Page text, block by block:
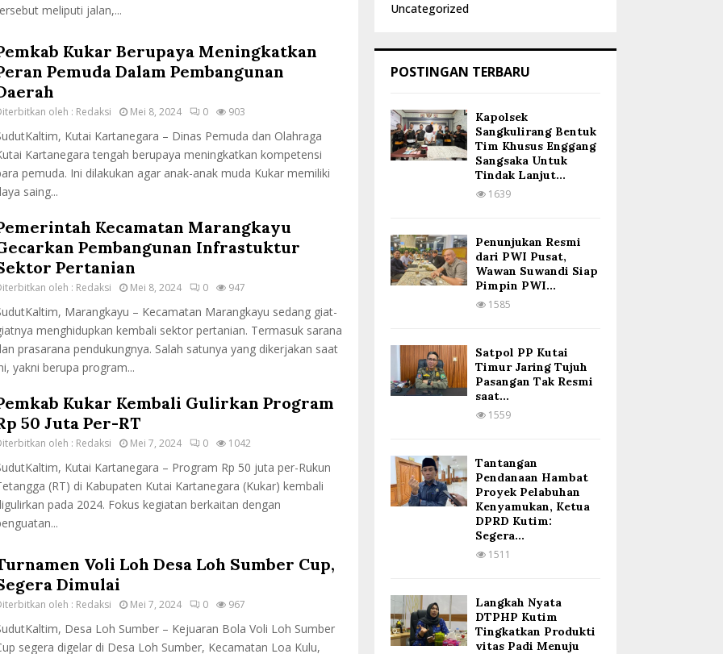
meliputi jalan,...
Kukar Berupaya Meningkatkan
Pemuda Dalam Pembangunan
oleh : Redaksi Mei 8, 2024 0 903
Kutai Kartanegara – Dinas Pemuda dan Olahraga
Kartanegara tengah berupaya meningkatkan kompetensi
pemuda. Ini dilakukan agar anak-anak muda Kukar memiliki
saing...
Kecamatan Marangkayu
Pembangunan Infrastuktur
Pertanian
oleh : Redaksi Mei 8, 2024 0 947
Marangkayu – Kecamatan Marangkayu sedang giat-
menghidupkan kembali sektor pertanian. Termasuk sarana
prasarana pendukungnya. Salah satunya yang dikerjakan saat
yakni berupa program...
Kukar Kembali Gulirkan Program
50 Juta Per-RT
oleh : Redaksi Mei 7, 2024 0 1042
Kutai Kartanegara – Program Rp 50 juta per-Rukun
(RT) di Kabupaten Kutai Kartanegara (Kukar) kembali
pada 2024. Fokus kegiatan berkaitan dengan
Voli Loh Desa Loh Sumber Cup,
Dimulai
oleh : Redaksi Mei 7, 2024 0 967
Desa Loh Sumber – Kejuaran Bola Voli Loh Sumber
segera digelar di Desa Loh Sumber, Kecamatan Loa Kulu,
Uncategorized
POSTINGAN TERBARU
Kapolsek
Sangkulirang Bentuk
Tim Khusus Enggang
Sangsaka Untuk
Tindak Lanjut...
1639
Penunjukan Resmi
dari PWI Pusat,
Wawan Suwandi Siap
Pimpin PWI...
1585
Satpol PP Kutai
Timur Jaring Tujuh
Pasangan Tak Resmi
saat...
1559
Tantangan
Pendanaan Hambat
Proyek Pelabuhan
Kenyamukan, Ketua
DPRD Kutim:
Segera...
1511
Langkah Nyata
DTPHP Kutim
Tingkatkan Produkti
vitas Padi Menuju